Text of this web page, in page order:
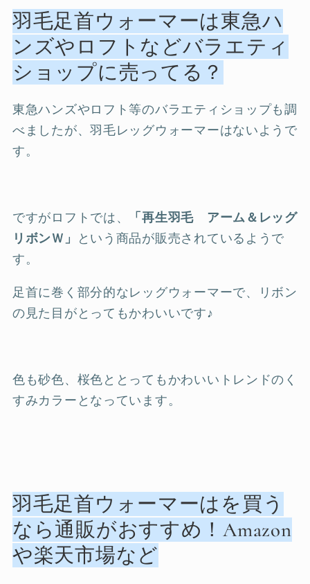
羽毛足首ウォーマーは東急ハ
ンズやロフトなどバラエティ
ショップに売ってる？
東急ハンズやロフト等のバラエティショップも調
べましたが、羽毛レッグウォーマーはないようで
す。
ですがロフトでは、
「再生羽毛 アーム＆レッグ
リボンＷ」
という商品が販売されているようで
す。
足首に巻く部分的なレッグウォーマーで、リボン
の見た目がとってもかわいいです♪
色も砂色、桜色ととってもかわいいトレンドのく
すみカラーとなっています。
羽毛足首ウォーマーはを買う
なら通販がおすすめ！Amazon
や楽天市場など